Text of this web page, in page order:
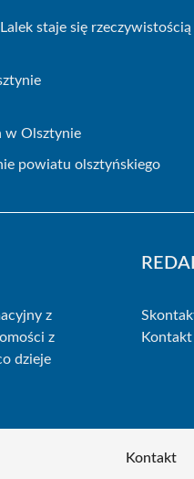
staje się rzeczywistością
w Olsztynie
powiatu olsztyńskiego
z
z
dzieje
Kontakt
Kontakt